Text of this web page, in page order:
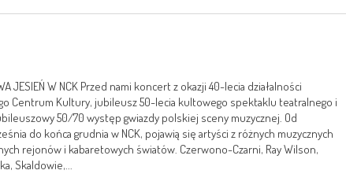
JESIEŃ W NCK Przed nami koncert z okazji 40-lecia działalności
Centrum Kultury, jubileusz 50-lecia kultowego spektaklu teatralnego i
50/70 występ gwiazdy polskiej sceny muzycznej. Od
do końca grudnia w NCK, pojawią się artyści z różnych muzycznych
rejonów i kabaretowych światów. Czerwono-Czarni, Ray Wilson,
Skaldowie,...